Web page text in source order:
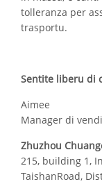
tolleranza per
trasportu.
Sentite liberu di
Aimee
Manager di
Zhuzhou
215, building 1,
TaishanRoad,